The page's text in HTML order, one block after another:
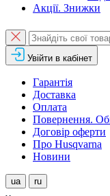
Акції. Знижки
Увійти в кабінет
Гарантія
Доставка
Оплата
Повернення.
Договір оферти
Про Husqvarna
Новини
ua ru